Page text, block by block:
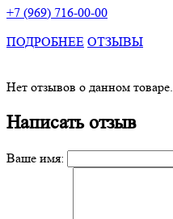
+7 (969) 716-00-00
ПОДРОБНЕЕ ОТЗЫВЫ
Нет отзывов о данном товаре.
Написать отзыв
Ваше имя: